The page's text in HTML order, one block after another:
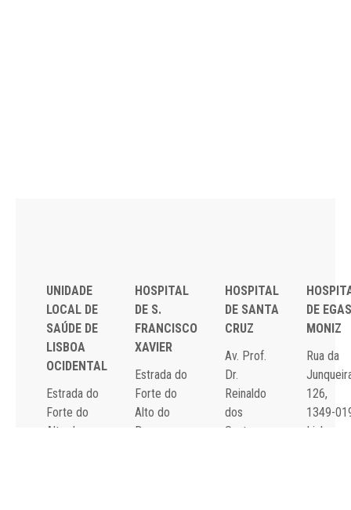
UNIDADE
LOCAL DE
SAÚDE DE
LISBOA
OCIDENTAL
Estrada do
Forte do
Alto do
HOSPITAL
DE S.
FRANCISCO
XAVIER
Estrada do
Forte do
Alto do
Duque,
HOSPITAL
DE SANTA
CRUZ
Av. Prof.
Dr.
Reinaldo
dos
Santos,
DE EGAS
MONIZ
Rua da
126,
1349-
Lisboa